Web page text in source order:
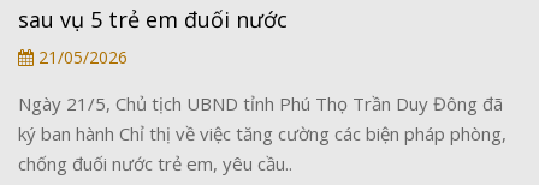
sau vụ 5 trẻ em đuối nước
21/05/2026
Ngày 21/5, Chủ tịch UBND tỉnh Phú Thọ Trần Duy Đông đã
ký ban hành Chỉ thị về việc tăng cường các biện pháp phòng,
chống đuối nước trẻ em, yêu cầu..